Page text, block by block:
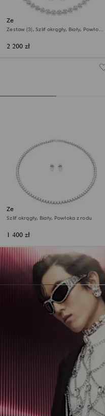
Zestaw Una Angelic
Zestaw (3), Szlif okrągły, Biały, Powłoka
2 200 zł
Zestaw Matrix Tennis
Szlif okrągły, Biały, Powłoka z rodu
1 400 zł